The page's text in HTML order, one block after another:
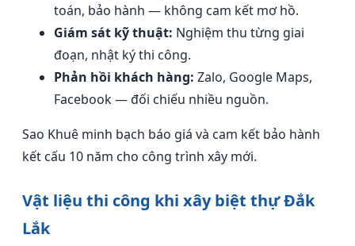
toán, bảo hành — không cam kết mơ hồ.
Giám sát kỹ thuật: Nghiệm thu từng giai
đoạn, nhật ký thi công.
Phản hồi khách hàng: Zalo, Google Maps,
Facebook — đối chiếu nhiều nguồn.
Sao Khuê minh bạch báo giá và cam kết bảo hành
kết cấu 10 năm cho công trình xây mới.
Vật liệu thi công khi xây biệt thự Đắk
Lắk